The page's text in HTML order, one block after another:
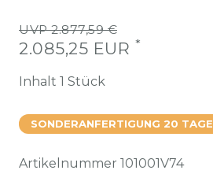
UVP 2.877,59 €
2.085,25 EUR *
Inhalt 1 Stück
SONDERANFERTIGUNG 20 TAGE
Artikelnummer 101001V74